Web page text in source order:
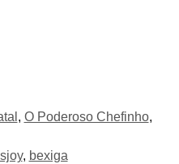
, O Poderoso Chefinho,
, bexiga